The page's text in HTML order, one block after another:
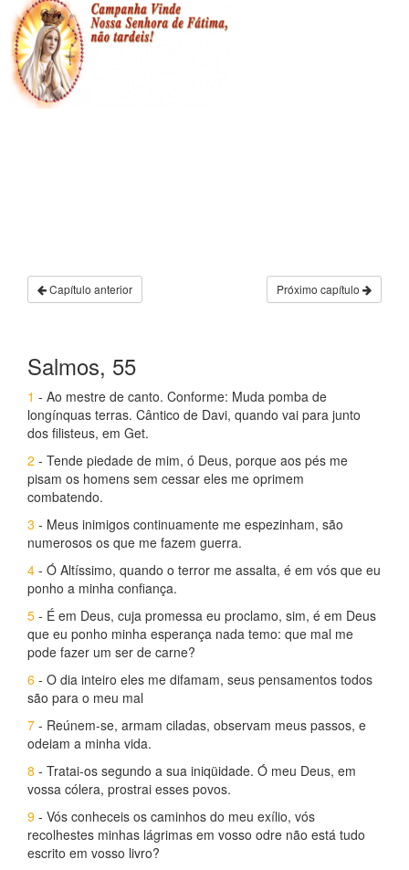
Capítulo anterior Próximo capítulo
Salmos, 55
1 - Ao mestre de canto. Conforme: Muda pomba de
longínquas terras. Cântico de Davi, quando vai para junto
dos filisteus, em Get.
2 - Tende piedade de mim, ó Deus, porque aos pés me
pisam os homens sem cessar eles me oprimem
combatendo.
3 - Meus inimigos continuamente me espezinham, são
numerosos os que me fazem guerra.
4 - Ó Altíssimo, quando o terror me assalta, é em vós que eu
ponho a minha confiança.
5 - É em Deus, cuja promessa eu proclamo, sim, é em Deus
que eu ponho minha esperança nada temo: que mal me
pode fazer um ser de carne?
6 - O dia inteiro eles me difamam, seus pensamentos todos
são para o meu mal
7 - Reúnem-se, armam ciladas, observam meus passos, e
odeiam a minha vida.
8 - Tratai-os segundo a sua iniqüidade. Ó meu Deus, em
vossa cólera, prostrai esses povos.
9 - Vós conheceis os caminhos do meu exílio, vós
recolhestes minhas lágrimas em vosso odre não está tudo
escrito em vosso livro?